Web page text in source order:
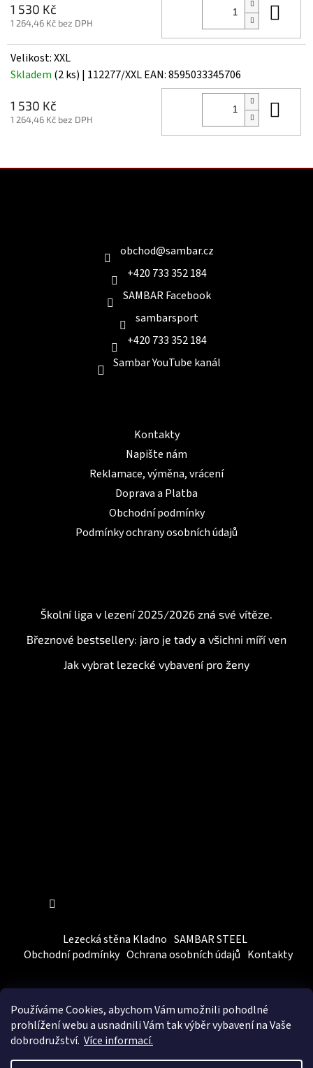
Používáme Cookies, abychom Vámumožnili pohodlné
prohlížení webu a usnadnili Vám tak výběr vybavení na Vaše
dobrodružství. Více informací.
1 530 Kč
1 264,46 Kč bez DPH
Velikost: XXL
Skladem (2 ks) | 112277/XXLEAN:8595033345706
1 530 Kč
1 264,46 Kč bez DPH
obchod@sambar.cz
+420 733 352 184
SAMBAR Facebook
sambarsport
+420 733 352 184
Sambar YouTube kanál
Kontakty
Napište nám
Reklamace, výměna, vrácení
Doprava a Platba
Obchodní podmínky
Podmínky ochrany osobních údajů
Školní liga v lezení 2025/2026 zná své vítěze.
Březnové bestsellery: jaro je tady a všichni míří ven
Jak vybrat lezecké vybavení pro ženy
Lezecká stěna Kladno SAMBAR STEEL
Obchodní podmínky Ochrana osobních údajů Kontakty
Vytvořil Shoptet
&BEOM.cz